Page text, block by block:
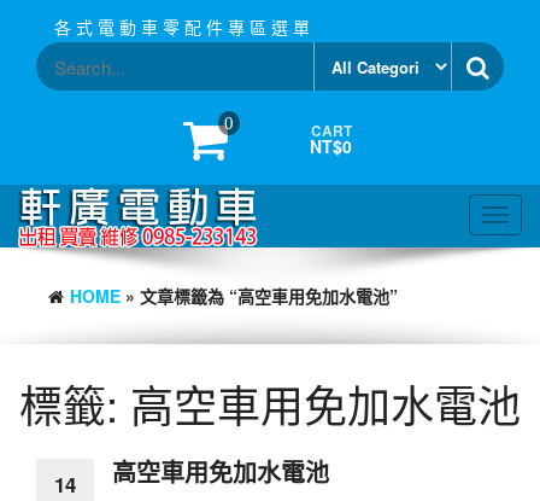
content
各 式 電 動 車 零 配 件 專 區 選 單
0 CART
NT$0
HOME » 文章標籤為 “高空車用免加水電池”
標籤: 高空車用免加水電池
14 高空車用免加水電池